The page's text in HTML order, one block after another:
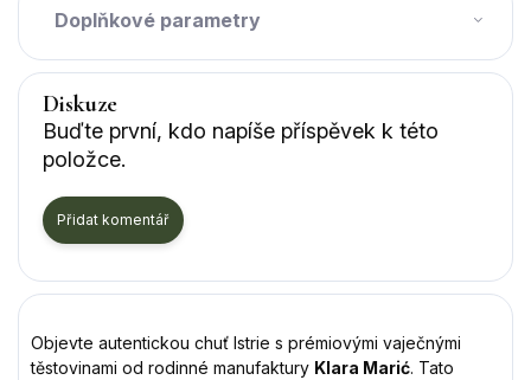
Doplňkové parametry
Diskuze
Buďte první, kdo napíše příspěvek k této
položce.
Přidat komentář
Objevte autentickou chuť Istrie s prémiovými vaječnými
těstovinami od rodinné manufaktury Klara Marić. Tato